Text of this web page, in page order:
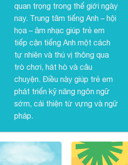
quan trọng trong thế giới ngày
nay. Trung tâm tiếng Anh – hội
họa – âm nhạc giúp trẻ em
tiếp cận tiếng Anh một cách
tự nhiên và thú vị thông qua
trò chơi, hát hò và câu
chuyện. Điều này giúp trẻ em
phát triển kỹ năng ngôn ngữ
sớm, cải thiện từ vựng và ngữ
pháp.